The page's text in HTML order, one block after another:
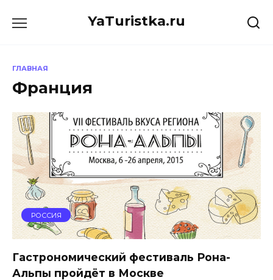
YaTuristka.ru
ГЛАВНАЯ
Франция
РОССИЯ
Гастрономический фестиваль Рона-
Альпы пройдёт в Москве